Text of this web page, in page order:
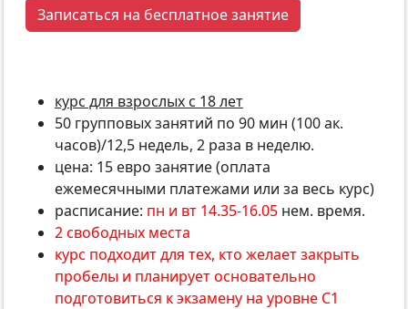
Записаться на бесплатное занятие
курс для взрослых с 18 лет
50 групповых занятий по 90 мин (100 ак.
часов)/12,5 недель, 2 раза в неделю.
цена: 15 евро занятие (оплата
ежемесячными платежами или за весь курс)
расписание: пн и вт 14.35-16.05 нем. время.
2 свободных места
курс подходит для тех, кто желает закрыть
пробелы и планирует основательно
подготовиться к экзамену на уровне С1